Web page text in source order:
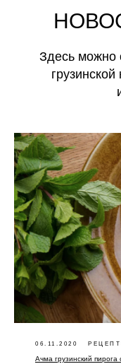
Здесь можно
06.11.2020
Ачма грузинский пирога